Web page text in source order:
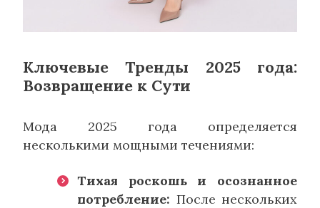
Ключевые Тренды 2025 года:
Возвращение к Сути
Мода 2025 года определяется
несколькими мощными течениями:
Тихая роскошь и осознанное
потребление: После нескольких